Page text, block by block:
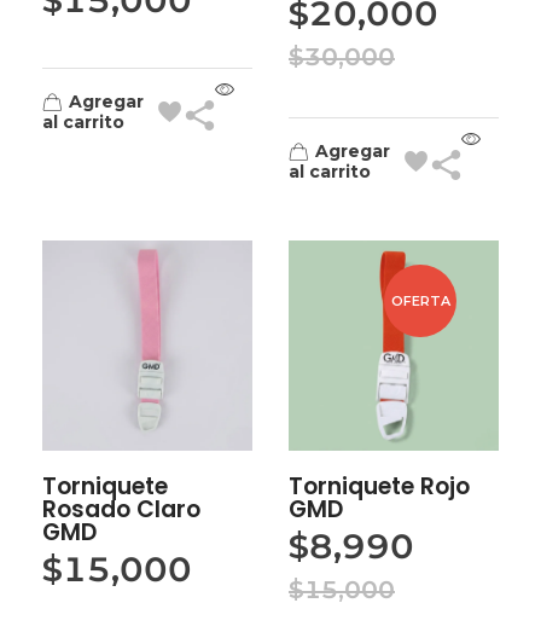
Agregar
al carrito
$20,000
$30,000
Agregar
al carrito
Torniquete
Rosado Claro
GMD
$15,000
OFERTA
Torniquete Rojo
GMD
$8,990
$15,000